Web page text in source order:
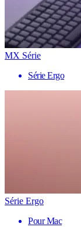
MX Série
Série Ergo
Série Ergo
Pour Mac